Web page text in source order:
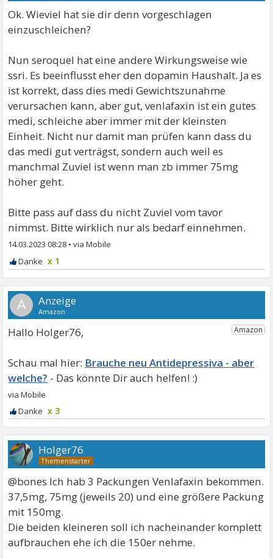
Ok. Wieviel hat sie dir denn vorgeschlagen
einzuschleichen?
Nun seroquel hat eine andere Wirkungsweise wie
ssri. Es beeinflusst eher den dopamin Haushalt. Ja es
ist korrekt, dass dies medi Gewichtszunahme
verursachen kann, aber gut, venlafaxin ist ein gutes
medi, schleiche aber immer mit der kleinsten
Einheit. Nicht nur damit man prüfen kann dass du
das medi gut verträgst, sondern auch weil es
manchmal Zuviel ist wenn man zb immer 75mg
höher geht.
Bitte pass auf dass du nicht Zuviel vom tavor
nimmst. Bitte wirklich nur als bedarf einnehmen.
14.03.2023 08:28 •
x 1
A
Hallo Holger76,
Brauche neu Antidepressiva - aber
welche?
x 3
Holger76
@bones Ich hab 3 Packungen Venlafaxin bekommen.
37,5mg, 75mg (jeweils 20) und eine größere Packung
mit 150mg.
Die beiden kleineren soll ich nacheinander komplett
aufbrauchen ehe ich die 150er nehme.